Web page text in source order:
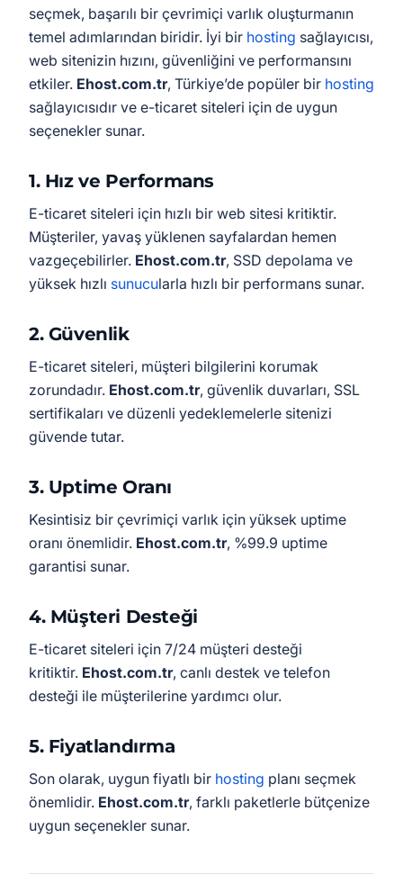
seçmek, başarılı bir çevrimiçi varlık oluşturmanın
temel adımlarından biridir. İyi bir hosting sağlayıcısı,
web sitenizin hızını, güvenliğini ve performansını
etkiler. Ehost.com.tr, Türkiye’de popüler bir hosting
sağlayıcısıdır ve e-ticaret siteleri için de uygun
seçenekler sunar.
1. Hız ve Performans
E-ticaret siteleri için hızlı bir web sitesi kritiktir.
Müşteriler, yavaş yüklenen sayfalardan hemen
vazgeçebilirler. Ehost.com.tr, SSD depolama ve
yüksek hızlı sunucularla hızlı bir performans sunar.
2. Güvenlik
E-ticaret siteleri, müşteri bilgilerini korumak
zorundadır. Ehost.com.tr, güvenlik duvarları, SSL
sertifikaları ve düzenli yedeklemelerle sitenizi
güvende tutar.
3. Uptime Oranı
Kesintisiz bir çevrimiçi varlık için yüksek uptime
oranı önemlidir. Ehost.com.tr, %99.9 uptime
garantisi sunar.
4. Müşteri Desteği
E-ticaret siteleri için 7/24 müşteri desteği
kritiktir. Ehost.com.tr, canlı destek ve telefon
desteği ile müşterilerine yardımcı olur.
5. Fiyatlandırma
Son olarak, uygun fiyatlı bir hosting planı seçmek
önemlidir. Ehost.com.tr, farklı paketlerle bütçenize
uygun seçenekler sunar.